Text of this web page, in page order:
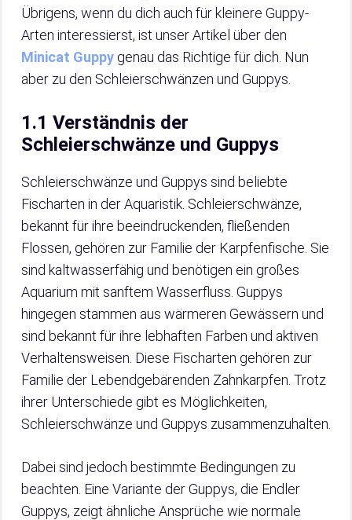
Übrigens, wenn du dich auch für kleinere Guppy-
Arten interessierst, ist unser Artikel über den
Minicat Guppy genau das Richtige für dich. Nun
aber zu den Schleierschwänzen und Guppys.
1.1 Verständnis der
Schleierschwänze und Guppys
Schleierschwänze und Guppys sind beliebte
Fischarten in der Aquaristik. Schleierschwänze,
bekannt für ihre beeindruckenden, fließenden
Flossen, gehören zur Familie der Karpfenfische. Sie
sind kaltwasserfähig und benötigen ein großes
Aquarium mit sanftem Wasserfluss. Guppys
hingegen stammen aus wärmeren Gewässern und
sind bekannt für ihre lebhaften Farben und aktiven
Verhaltensweisen. Diese Fischarten gehören zur
Familie der Lebendgebärenden Zahnkarpfen. Trotz
ihrer Unterschiede gibt es Möglichkeiten,
Schleierschwänze und Guppys zusammenzuhalten.
Dabei sind jedoch bestimmte Bedingungen zu
beachten. Eine Variante der Guppys, die Endler
Guppys, zeigt ähnliche Ansprüche wie normale